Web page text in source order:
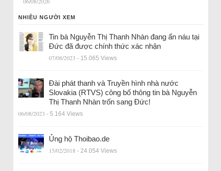
NHIỀU NGƯỜI XEM
Tin bà Nguyễn Thị Thanh Nhàn đang ẩn náu tại
Đức đã được chính thức xác nhận
07/08/2023 - 15.065 Views
Đài phát thanh và Truyền hình nhà nước
Slovakia (RTVS) công bố thông tin bà Nguyễn
Thị Thanh Nhàn trốn sang Đức!
06/08/2023 - 5.164 Views
Ủng hộ Thoibao.de
15/02/2018 - 24.054 Views